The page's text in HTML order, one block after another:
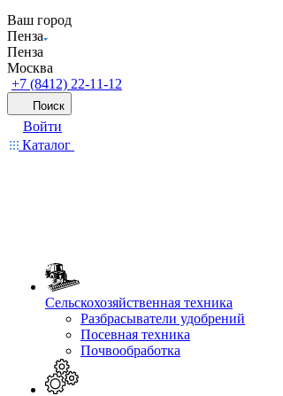
Ваш город
Пенза
Пенза
Москва
+7 (8412) 22-11-12
Поиск
Войти
Каталог
Сельскохозяйственная техника
Разбрасыватели удобрений
Посевная техника
Почвообработка